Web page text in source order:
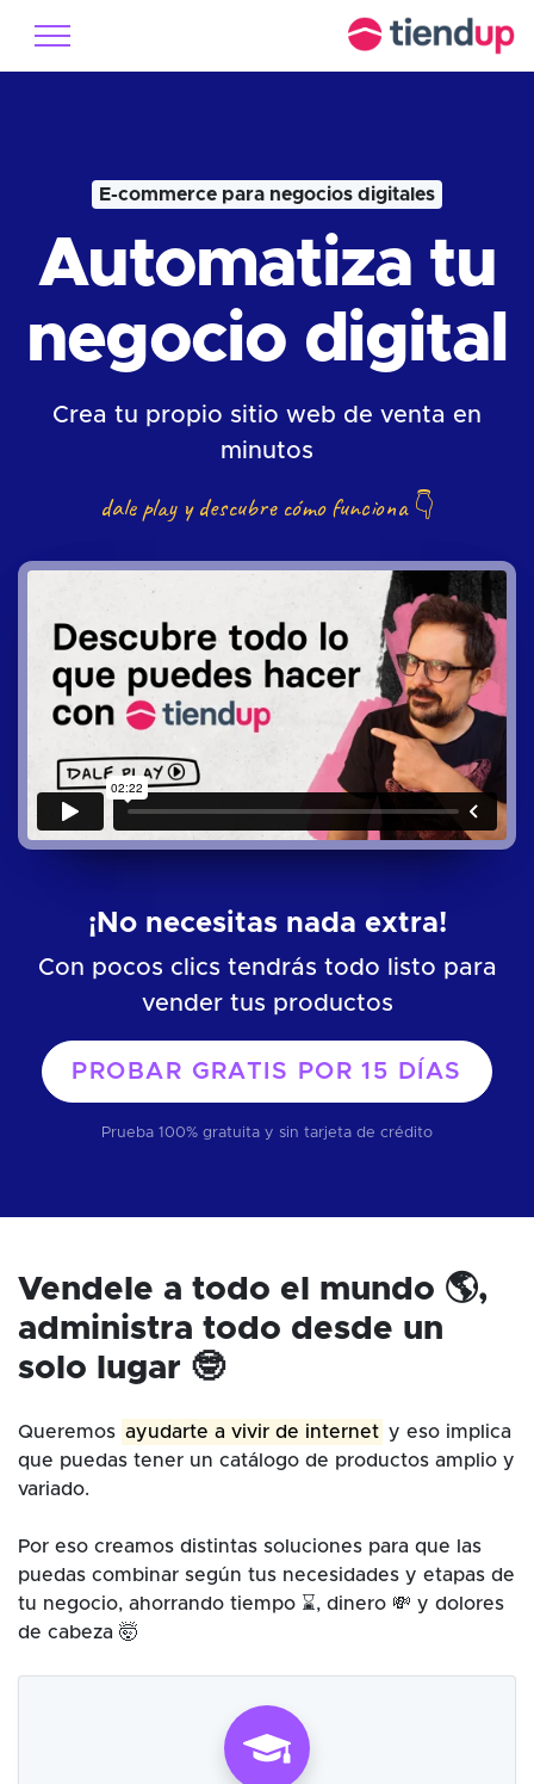
E-commerce para negocios digitales
Automatiza tu
negocio digital
Crea tu propio sitio web de venta en
minutos
dale play y descubre cómo funciona 👇
¡No necesitas nada extra!
Con pocos clics tendrás todo listo para
vender tus productos
PROBAR GRATIS POR15 DÍAS
Prueba 100% gratuita y sin tarjeta de crédito
Vendele a todo el mundo 🌎,
administra todo desde un
solo lugar 🤓
Queremos ayudarte a vivir de internet y eso implica
que puedas tener un catálogo de productos amplio y
variado.
Por eso creamos distintas soluciones para que las
puedas combinar según tus necesidades y etapas de
tu negocio, ahorrando tiempo ⌛, dinero 💸 y dolores
de cabeza 🤯